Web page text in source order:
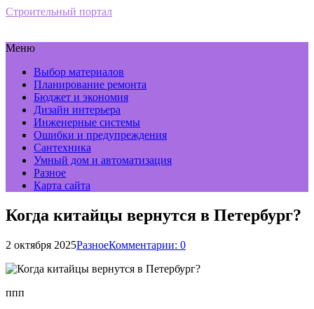
Строительный портал
Меню
Выбор материалов
Планирование ремонта
Бюджет и экономия
Дизайн интерьера
Инженерные системы
Ошибки и предупреждения
Сантехника
Умный дом и автоматизация
Разное
Карта сайта
Когда китайцы вернутся в Петербург?
2 октября 2025РазноеКомментарии: 0
ппп